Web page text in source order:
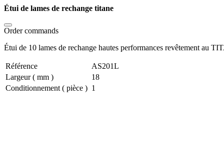
Étui de lames de rechange titane
Order commands
Étui de 10 lames de rechange hautes performances revêtement au
Référence
AS201L
Largeur ( mm )
18
Conditionnement ( pièce ) 1